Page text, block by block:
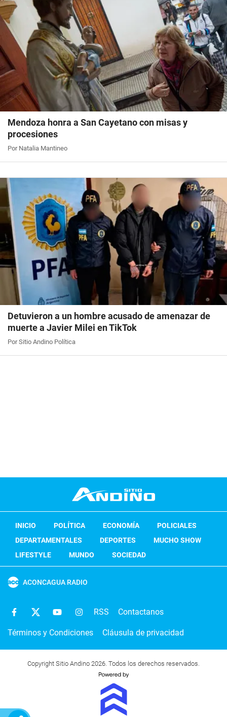
Mendoza honra a San Cayetano con misas y
procesiones
Por Natalia Mantineo
Detuvieron a un hombre acusado de amenazar de
muerte a Javier Milei en TikTok
Por Sitio Andino Política
INICIO POLÍTICA ECONOMÍA
POLICIALES
DEPARTAMENTALES
DEPORTES
MUCHO SHOW
LIFESTYLE
MUNDO SOCIEDAD
ACONCAGUA RADIO
RSS Contactanos
Términos y Condiciones Cláusula de privacidad
Copyright Sitio Andino 2026. Todos los derechos reservados.